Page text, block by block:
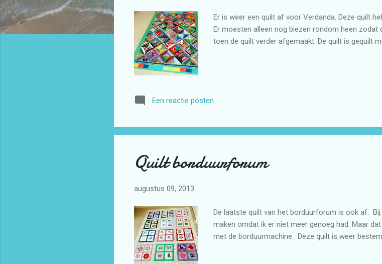
Er is weer een quilt af voor Verdanda. Deze quilt
Er moesten alleen nog biezen rondom heen zodat
toen de quilt verder afgemaakt. De quilt is gequilt
Een reactie posten
Quilt borduurforum
augustus 09, 2013
De laatste quilt van het borduurforum is ook af.
maken omdat ik er niet meer genoeg had. Maar
met de borduurmachine. Deze quilt is weer